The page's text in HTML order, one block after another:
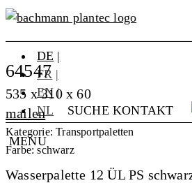
DE
FR
EN
NL
SUCHE KONTAKT
MENU
64547
535 x 310 x 60
mailen
Kategorie: Transportpaletten
Farbe: schwarz
Wasserpalette 12 ÜL PS